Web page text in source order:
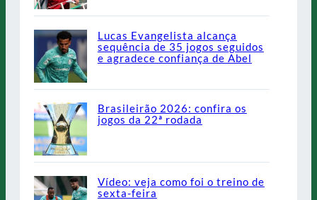
Lucas Evangelista alcança
sequência de 35 jogos seguidos
e agradece confiança de Abel
Brasileirão 2026: confira os
jogos da 22ª rodada
Vídeo: veja como foi o treino de
sexta-feira